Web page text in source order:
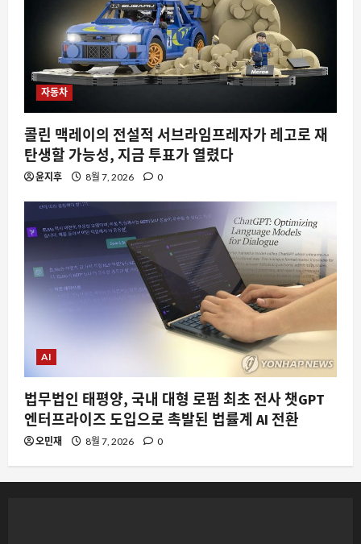
자동차
콜린 맥레이의 전설적 서브라임프레자가 레고로 재
탄생할 가능성, 지금 투표가 열렸다
윤지후 8월 7, 2026 0
AI
법무법인 태평양, 국내 대형 로펌 최초 전사 챗GPT
엔터프라이즈 도입으로 촉발된 법률계 AI 전환
오민재 8월 7, 2026 0